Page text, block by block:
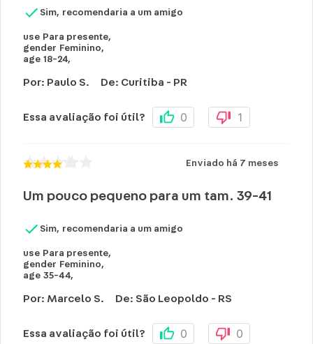
Sim, recomendaria a um amigo
use Para presente,
gender Feminino,
age 18-24,
Por: Paulo S. De: Curitiba - PR
Essa avaliação foi útil? 0 1
Enviado há 7 meses
Um pouco pequeno para um tam. 39-41
Sim, recomendaria a um amigo
use Para presente,
gender Feminino,
age 35-44,
Por: Marcelo S. De: São Leopoldo - RS
Essa avaliação foi útil? 0 0